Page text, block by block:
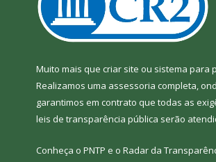
Muito mais que criar site ou sistema para
Realizamos uma assessoria completa,
garantimos em contrato que todas as
leis de transparência pública serão
Conheça o PNTP e o Radar da